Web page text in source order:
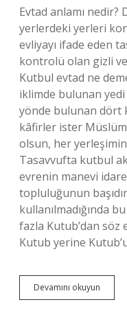
Evtad anlamı nedir?
yerlerdeki yerleri
evliyayı ifade eden
kontrolü olan gizli
Kutbul evtad ne
iklimde bulunan
yönde bulunan dört
kâfirler ister
olsun, her
Tasavvufta kutbul
evrenin manevi
topluluğunun
kullanılmadığında
fazla Kutub’dan
Kutub yerine
Devamını okuyun
Ne